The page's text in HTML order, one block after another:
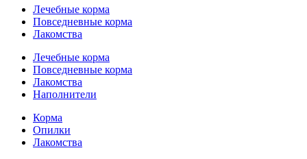
Лечебные корма
Повседневные корма
Лакомства
Лечебные корма
Повседневные корма
Лакомства
Наполнители
Корма
Опилки
Лакомства